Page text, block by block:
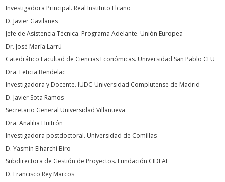
Investigadora Principal. Real Instituto Elcano
D. Javier Gavilanes
Jefe de Asistencia Técnica. Programa Adelante. Unión Europea
Dr. José María Larrú
Catedrático Facultad de Ciencias Económicas. Universidad San Pablo CEU
Dra. Leticia Bendelac
Investigadora y Docente. IUDC-Universidad Complutense de Madrid
D. Javier Sota Ramos
Secretario General Universidad Villanueva
Dra. Analilia Huitrón
Investigadora postdoctoral. Universidad de Comillas
D. Yasmin Elharchi Biro
Subdirectora de Gestión de Proyectos. Fundación CIDEAL
D. Francisco Rey Marcos